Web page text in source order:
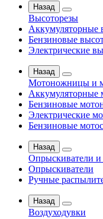
Назад
Высоторезы
Аккумуляторные
Бензиновые
Электрические
Назад
Мотоножницы и
Бензиновые
Электрические
Бензиновые
Назад
Опрыскиватели и
Опрыскиватели
Ручные
Назад
Воздуходувки